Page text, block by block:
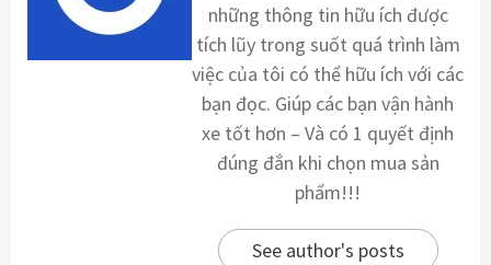
những thông tin hữu ích được
tích lũy trong suốt quá trình làm
việc của tôi có thể hữu ích với các
bạn đọc. Giúp các bạn vận hành
xe tốt hơn – Và có 1 quyết định
đúng đắn khi chọn mua sản
phẩm!!!
See author's posts